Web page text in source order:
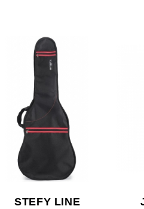
STEFY LINE